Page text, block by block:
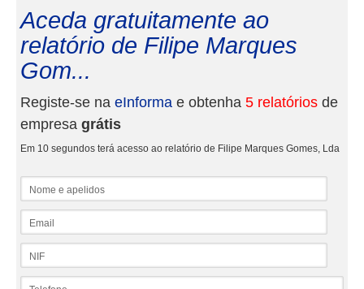
Aceda gratuitamente ao
relatório de Filipe Marques
Gom...
Registe-se na eInforma e obtenha 5 relatórios de
empresa grátis
Em 10 segundos terá acesso ao relatório de Filipe Marques Gomes, Lda